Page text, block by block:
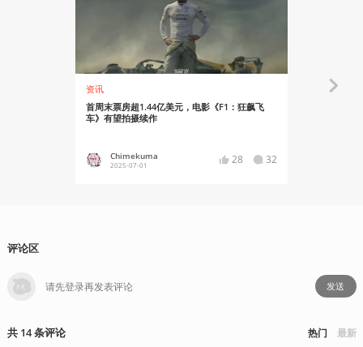
资讯
首周末票房超1.44亿美元，电影《F1：狂飙飞
车》有望拍摄续作
Chimekuma
2025-07-01 28 32
评论区
发送
共 14条评论 热门 最新